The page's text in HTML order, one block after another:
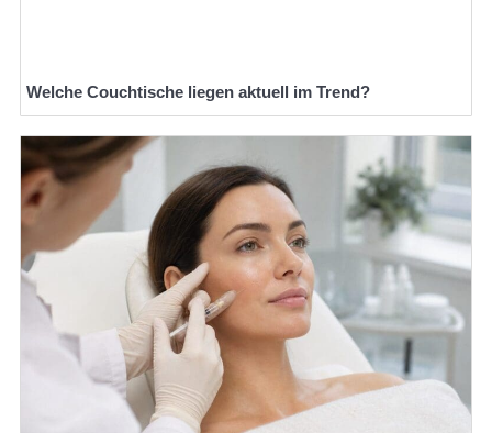
Welche Couchtische liegen aktuell im Trend?